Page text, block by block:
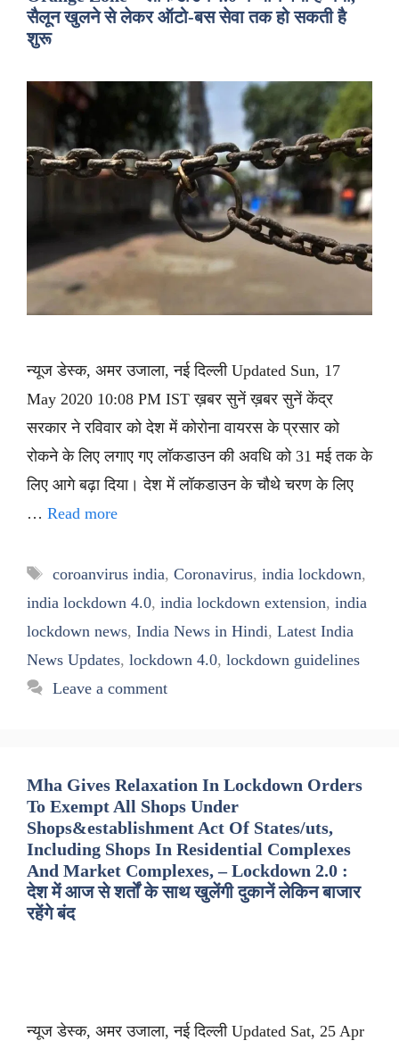
सैलून खुलने से लेकर ऑटो-बस सेवा तक हो सकती है
शुरू
न्यूज डेस्क, अमर उजाला, नई दिल्ली Updated Sun, 17
May 2020 10:08 PM IST ख़बर सुनें ख़बर सुनें केंद्र
सरकार ने रविवार को देश में कोरोना वायरस के प्रसार को
रोकने के लिए लगाए गए लॉकडाउन की अवधि को 31 मई तक के
लिए आगे बढ़ा दिया। देश में लॉकडाउन के चौथे चरण के लिए
… Read more
Tags
coroanvirus india, Coronavirus, india lockdown,
india lockdown 4.0, india lockdown extension, india
lockdown news, India News in Hindi, Latest India
News Updates, lockdown 4.0, lockdown guidelines
Leave a comment
Mha Gives Relaxation In Lockdown Orders
To Exempt All Shops Under
Shops&establishment Act Of States/uts,
Including Shops In Residential Complexes
And Market Complexes, – Lockdown 2.0 :
देश में आज से शर्तों के साथ खुलेंगी दुकानें लेकिन बाजार
रहेंगे बंद
न्यूज डेस्क, अमर उजाला, नई दिल्ली Updated Sat, 25 Apr